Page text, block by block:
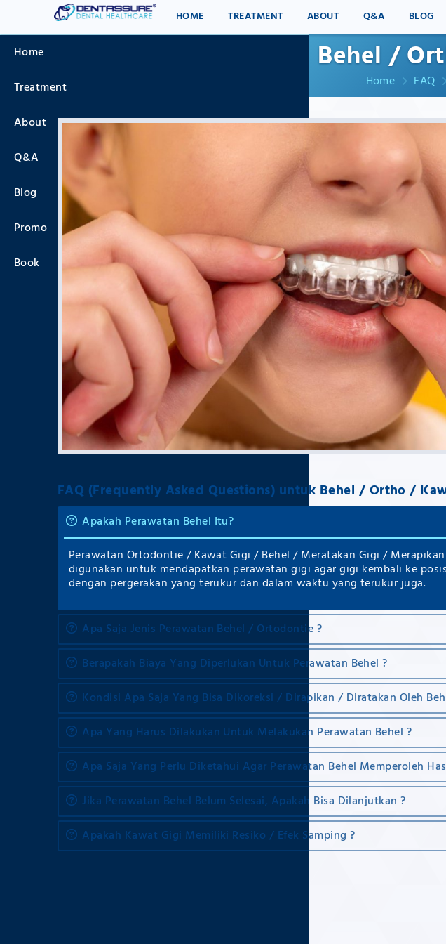
navigation
HOME TREATMENT ABOUT Q&A BLOG
Behel /
Breadcrumb Home FAQ
FAQ (Frequently Asked Questions) untuk Behel / Ortho /
Apakah Perawatan Behel Itu?
Perawatan Ortodontie / Kawat Gigi / Behel / Meratakan Gigi /
digunakan untuk mendapatkan perawatan gigi agar gigi kembali ke
dengan pergerakan yang terukur dan dalam waktu yang terukur juga.
Apa Saja Jenis Perawatan Behel / Ortodontie ?
Berapakah Biaya Yang Diperlukan Untuk Perawatan Behel ?
Kondisi Apa Saja Yang Bisa Dikoreksi / Dirapikan / Diratakan Oleh
Apa Yang Harus Dilakukan Untuk Melakukan Perawatan Behel ?
Apa Saja Yang Perlu Diketahui Agar Perawatan Behel Memperoleh
Jika Perawatan Behel Belum Selesai, Apakah Bisa Dilanjutkan ?
Apakah Kawat Gigi Memiliki Resiko / Efek Samping ?
Drg. Andreas
Drg. Andreas B
menjalani profesi
dengan memulai
Menu
Home
Treatment
About
Q&A
Blog
Promo
Book